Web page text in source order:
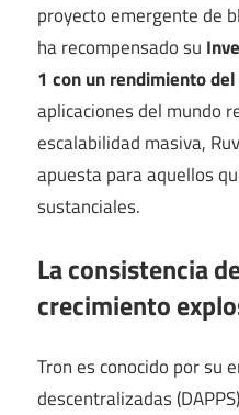
proyecto emergente de
ha recompensado su
1 con un rendimiento
aplicaciones del mundo
escalabilidad masiva,
apuesta para aquellos
sustanciales.
La consistencia
crecimiento
Tron es conocido por su
descentralizadas